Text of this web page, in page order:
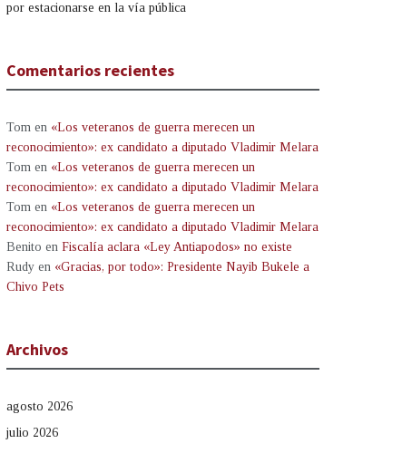
por estacionarse en la vía pública
Comentarios recientes
Tom en «Los veteranos de guerra merecen un
reconocimiento»: ex candidato a diputado Vladimir Melara
Tom en «Los veteranos de guerra merecen un
reconocimiento»: ex candidato a diputado Vladimir Melara
Tom en «Los veteranos de guerra merecen un
reconocimiento»: ex candidato a diputado Vladimir Melara
Benito en Fiscalía aclara «Ley Antiapodos» no existe
Rudy en «Gracias, por todo»: Presidente Nayib Bukele a
Chivo Pets
Archivos
agosto 2026
julio 2026